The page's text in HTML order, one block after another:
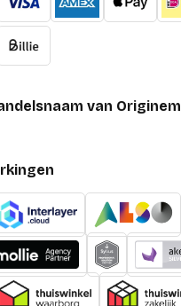
van Originem